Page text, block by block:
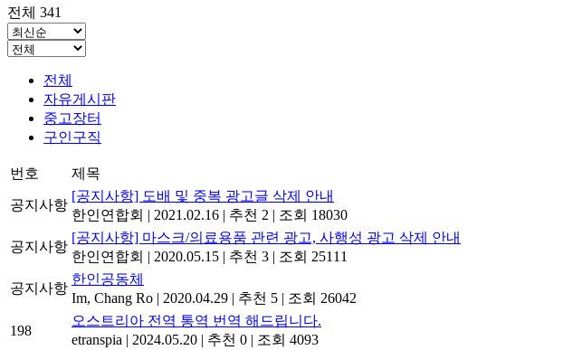
전체 341
전체
자유게시판
중고장터
구인구직
번호 제목
공지사항
[공지사항] 도배 및 중복 광고글 삭제 안내
한인연합회 | 2021.02.16 | 추천 2 | 조회 18030
공지사항
[공지사항] 마스크/의료용품 관련 광고, 사행성 광고 삭제 안내
한인연합회 | 2020.05.15 | 추천 3 | 조회 25111
공지사항
한인공동체
Im, Chang Ro | 2020.04.29 | 추천 5 | 조회 26042
198
오스트리아 전역 통역 번역 해드립니다.
etranspia | 2024.05.20 | 추천 0 | 조회 4093